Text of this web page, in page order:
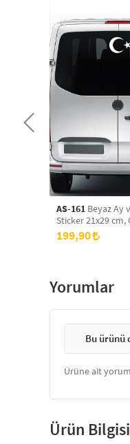
AS-161 Beyaz Ay
Sticker 21x29 cm,
Araba Sticker
199,90
Yorumlar
Bu ürünü
Ürüne ait
Ürün Bilgisi